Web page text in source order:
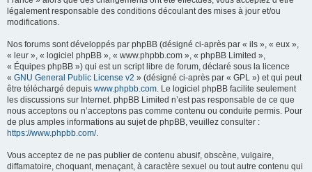
légalement responsable des conditions découlant des mises à jour et/ou
modifications.
Nos forums sont développés par phpBB (désigné ci-après par « ils », « eux »,
« leur », « logiciel phpBB », « www.phpbb.com », « phpBB Limited »,
« Équipes phpBB ») qui est un script libre de forum, déclaré sous la licence
« GNU General Public License v2 » (désigné ci-après par « GPL ») et qui peut
être téléchargé depuis www.phpbb.com. Le logiciel phpBB facilite seulement
les discussions sur Internet. phpBB Limited n’est pas responsable de ce que
nous acceptons ou n’acceptons pas comme contenu ou conduite permis. Pour
de plus amples informations au sujet de phpBB, veuillez consulter :
https://www.phpbb.com/.
Vous acceptez de ne pas publier de contenu abusif, obscène, vulgaire,
diffamatoire, choquant, menaçant, à caractère sexuel ou tout autre contenu qui